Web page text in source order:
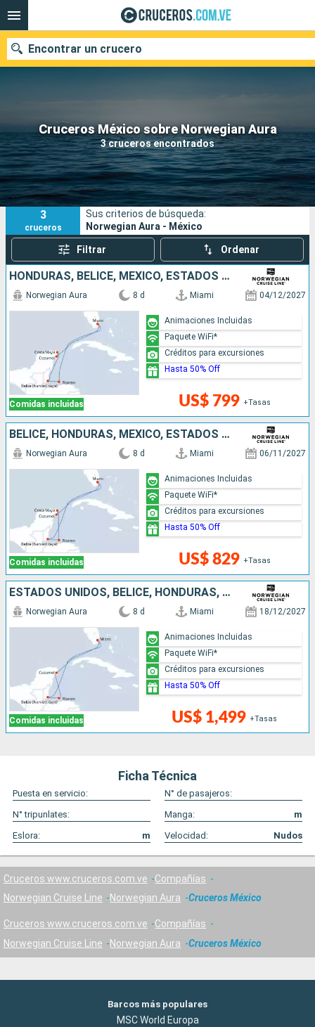
Cruceros México sobre Norwegian Aura
3 cruceros encontrados
Encontrar un crucero
Nuestros destinos
Fecha de salida
Puertos Compañías
Buscar
3
cruceros
Sus criterios de búsqueda:
Norwegian Aura - México
Filtrar Ordenar
HONDURAS, BELICE, MÉXICO, ESTADOS UNIDOS
Comidas incluidas
Norwegian Aura 8 d Miami 04/12/2027
US$ 799 +Tasas
Animaciones Incluidas
Paquete WiFi*
Créditos para excursiones
Hasta 50% Off
BELICE, HONDURAS, MÉXICO, ESTADOS UNIDOS
Comidas incluidas
Norwegian Aura 8 d Miami 06/11/2027
US$ 829 +Tasas
Animaciones Incluidas
Paquete WiFi*
Créditos para excursiones
Hasta 50% Off
ESTADOS UNIDOS, BELICE, HONDURAS, MÉXICO
Comidas incluidas
Norwegian Aura 8 d Miami 18/12/2027
US$ 1,499 +Tasas
Animaciones Incluidas
Paquete WiFi*
Créditos para excursiones
Hasta 50% Off
Ficha Técnica
Puesta en servicio:
N° de pasajeros:
N° tripunlates:
Manga:
m
Eslora:
m Velocidad: Nudos
Cruceros www.cruceros.com.ve
Compañías
Norwegian Cruise Line
Norwegian Aura Cruceros México
Cruceros www.cruceros.com.ve
Compañías
Norwegian Cruise Line
Norwegian Aura Cruceros México
Barcos más populares
MSC World Europa